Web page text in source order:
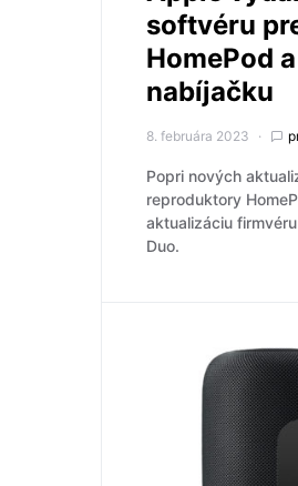
softvéru
HomePod
nabíjačku
8. februára 2023
Popri nových
reproduktory
aktualizáciu
Duo.